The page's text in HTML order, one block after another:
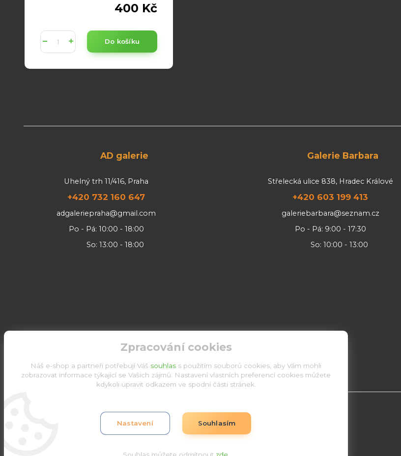
400 Kč
Do košíku
AD galerie
Uhelný trh 11/416, Praha
+420 732 160 647
adgaleriepraha@gmail.com
Po - Pá: 10:00 - 18:00
So: 13:00 - 18:00
Galerie Barbara
Střelecká ulice 838, Hradec Králové
+420 603 199 413
galeriebarbara@seznam.cz
Po - Pá: 9:00 - 17:30
So: 10:00 - 13:00
Zpracování cookies
Náš e-shop a partneři potřebují Váš souhlas s použitím souborů cookies, aby Vám mohli
zobrazovat informace týkající se Vašich zájmů. Nastavení vlastních preferencí cookies můžete
kdykoli upravit odkazem ve spodní části stránek.
Nastavení Souhlasím